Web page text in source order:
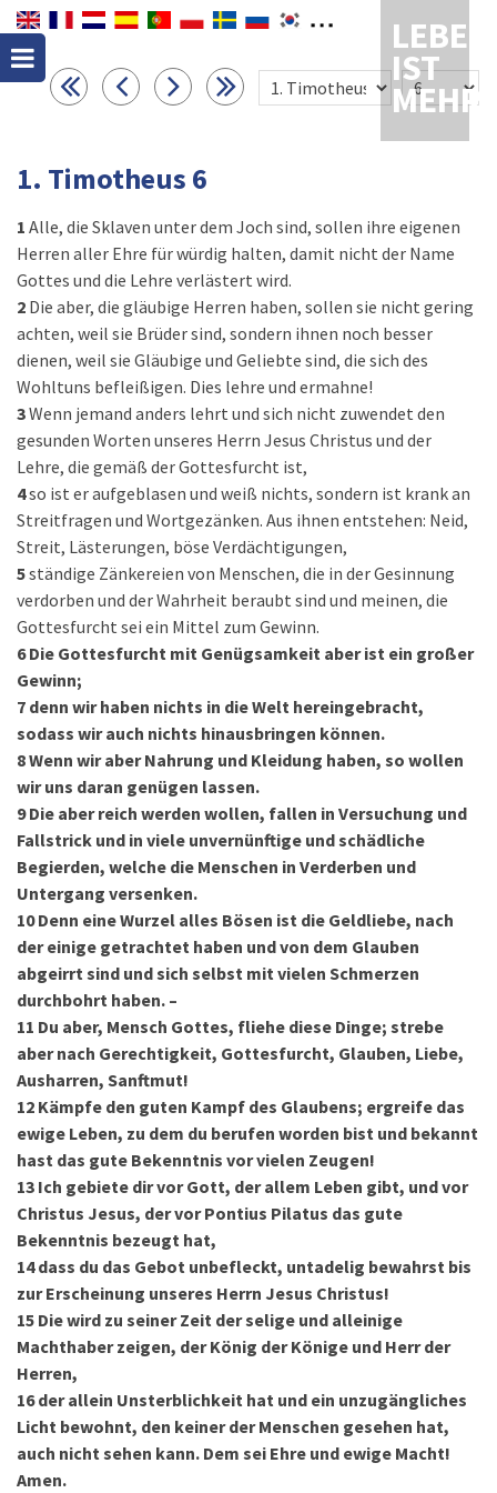
LEBEN
IST
MEHR
1. Timotheus 6
1 Alle, die Sklaven unter dem Joch sind, sollen ihre eigenen
Herren aller Ehre für würdig halten, damit nicht der Name
Gottes und die Lehre verlästert wird.
2 Die aber, die gläubige Herren haben, sollen sie nicht gering
achten, weil sie Brüder sind, sondern ihnen noch besser
dienen, weil sie Gläubige und Geliebte sind, die sich des
Wohltuns befleißigen. Dies lehre und ermahne!
3Wenn jemand anders lehrt und sich nicht zuwendet den
gesunden Worten unseres Herrn Jesus Christus und der
Lehre, die gemäß der Gottesfurcht ist,
4so ist er aufgeblasen und weiß nichts, sondern ist krank an
Streitfragen und Wortgezänken. Aus ihnen entstehen: Neid,
Streit, Lästerungen, böse Verdächtigungen,
5ständige Zänkereien von Menschen, die in der Gesinnung
verdorben und der Wahrheit beraubt sind und meinen, die
Gottesfurcht sei ein Mittel zum Gewinn.
6 Die Gottesfurcht mit Genügsamkeit aber ist ein großer
Gewinn;
7 denn wir haben nichts in die Welt hereingebracht,
sodass wir auch nichts hinausbringen können.
8Wenn wir aber Nahrung und Kleidung haben, so wollen
wir uns daran genügen lassen.
9 Die aber reich werden wollen, fallen in Versuchung und
Fallstrick und in viele unvernünftige und schädliche
Begierden, welche die Menschen in Verderben und
Untergang versenken.
10 Denn eine Wurzel alles Bösen ist die Geldliebe, nach
der einige getrachtet haben und von dem Glauben
abgeirrt sind und sich selbst mit vielen Schmerzen
durchbohrt haben. –
11 Du aber, Mensch Gottes, fliehe diese Dinge; strebe
aber nach Gerechtigkeit, Gottesfurcht, Glauben, Liebe,
Ausharren, Sanftmut!
12 Kämpfe den guten Kampf des Glaubens; ergreife das
ewige Leben, zu dem du berufen worden bist und bekannt
hast das gute Bekenntnis vor vielen Zeugen!
13 Ich gebiete dir vor Gott, der allem Leben gibt, und vor
Christus Jesus, der vor Pontius Pilatus das gute
Bekenntnis bezeugt hat,
14 dass du das Gebot unbefleckt, untadelig bewahrst bis
zur Erscheinung unseres Herrn Jesus Christus!
15 Die wird zu seiner Zeit der selige und alleinige
Machthaber zeigen, der König der Könige und Herr der
Herren,
16 der allein Unsterblichkeit hat und ein unzugängliches
Licht bewohnt, den keiner der Menschen gesehen hat,
auch nicht sehen kann. Dem sei Ehre und ewige Macht!
Amen.